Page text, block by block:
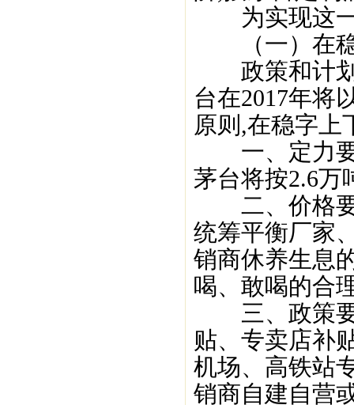
为实现这一
（一）在稳
政策和计划
台在2017年将
原则,在稳字上
一、定力要
茅台将按2.6万
二、价格要
统筹平衡厂家
销商休养生息
喝、敢喝的合
三、政策要
贴、专卖店补
机场、高铁站
销商自建自营